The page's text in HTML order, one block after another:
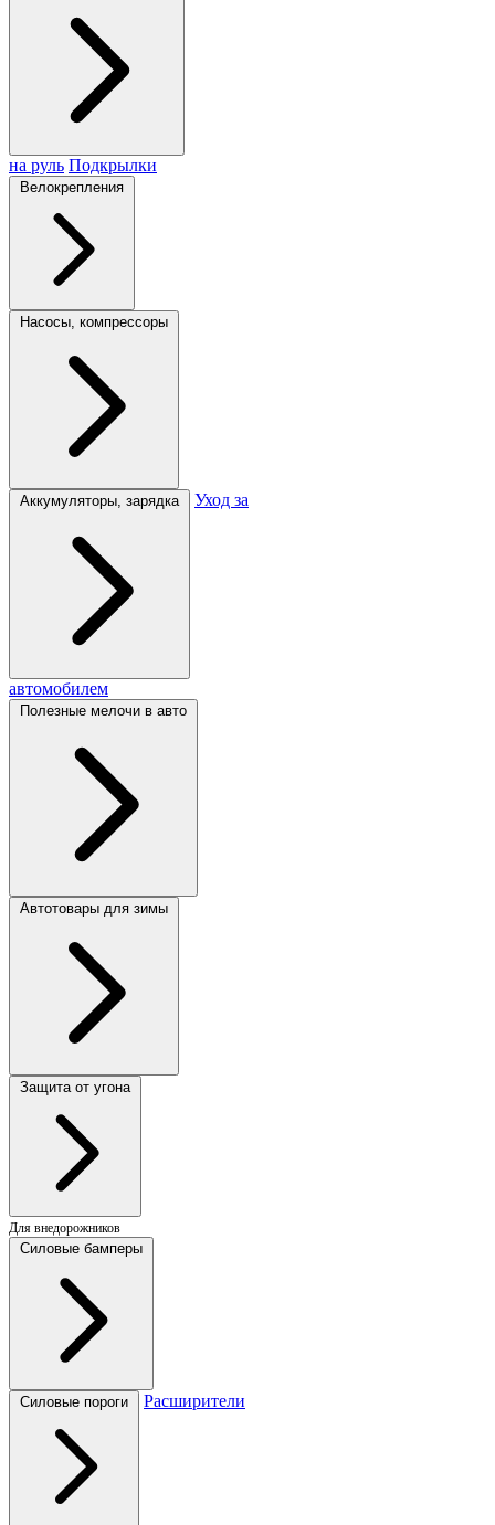
на руль Подкрылки
Велокрепления
Насосы, компрессоры
Аккумуляторы, зарядка Уход за
автомобилем
Полезные мелочи в авто
Автотовары для зимы
Защита от угона
Для внедорожников
Силовые бамперы
Силовые пороги Расширители